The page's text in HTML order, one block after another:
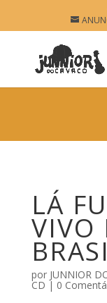
LÁ
LÁ
VIVO
por JUNNIOR
CD | 0
× Free - In